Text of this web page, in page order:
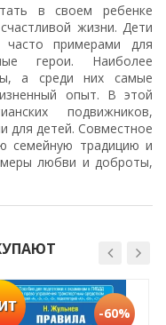
в своем ребенке
жизни. Дети
примерами для
герои. Наиболее
а среди них самые
опыт. В этой
подвижников,
для детей. Совместное
семейную традицию и
любви и доброты,
-60%